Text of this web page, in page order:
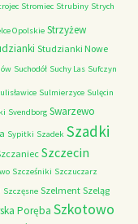
Stromiec Strubiny Strych
Opolskie Strzyżew
Studzianki Nowe
Suchodół Suchy Las Sufczyn
Sulmierzyce Sulęcin
Svendborg Swarzewo
Sypitki Szadek Szadki
Szczecin
Szcześniki Szczuczarz
Szczęsne Szelment Szeląg
Poręba Szkotowo